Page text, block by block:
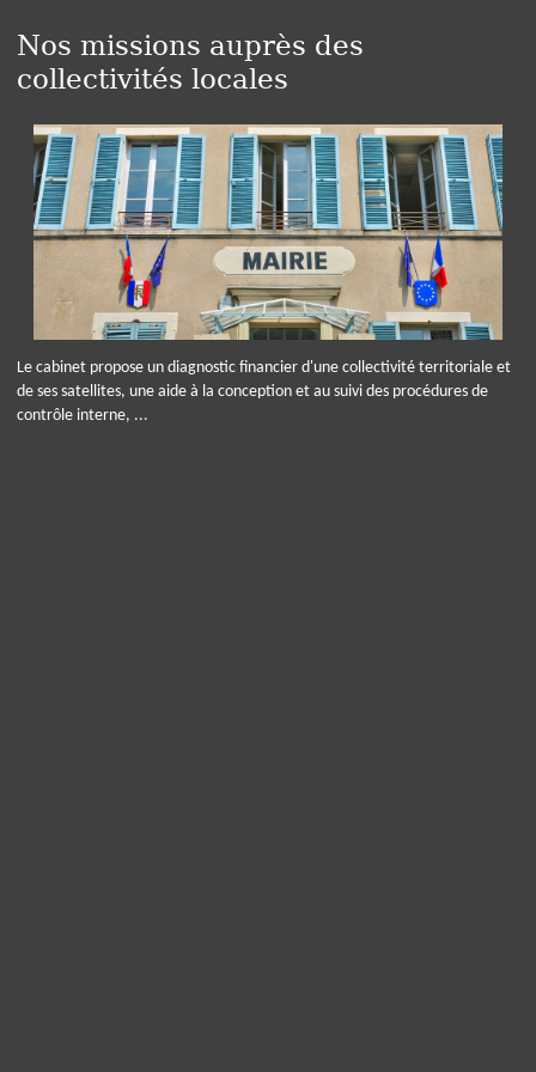
Nos missions auprès des
collectivités locales
Le cabinet propose un diagnostic financier d'une collectivité territoriale et
de ses satellites, une aide à la conception et au suivi des procédures de
contrôle interne, ...